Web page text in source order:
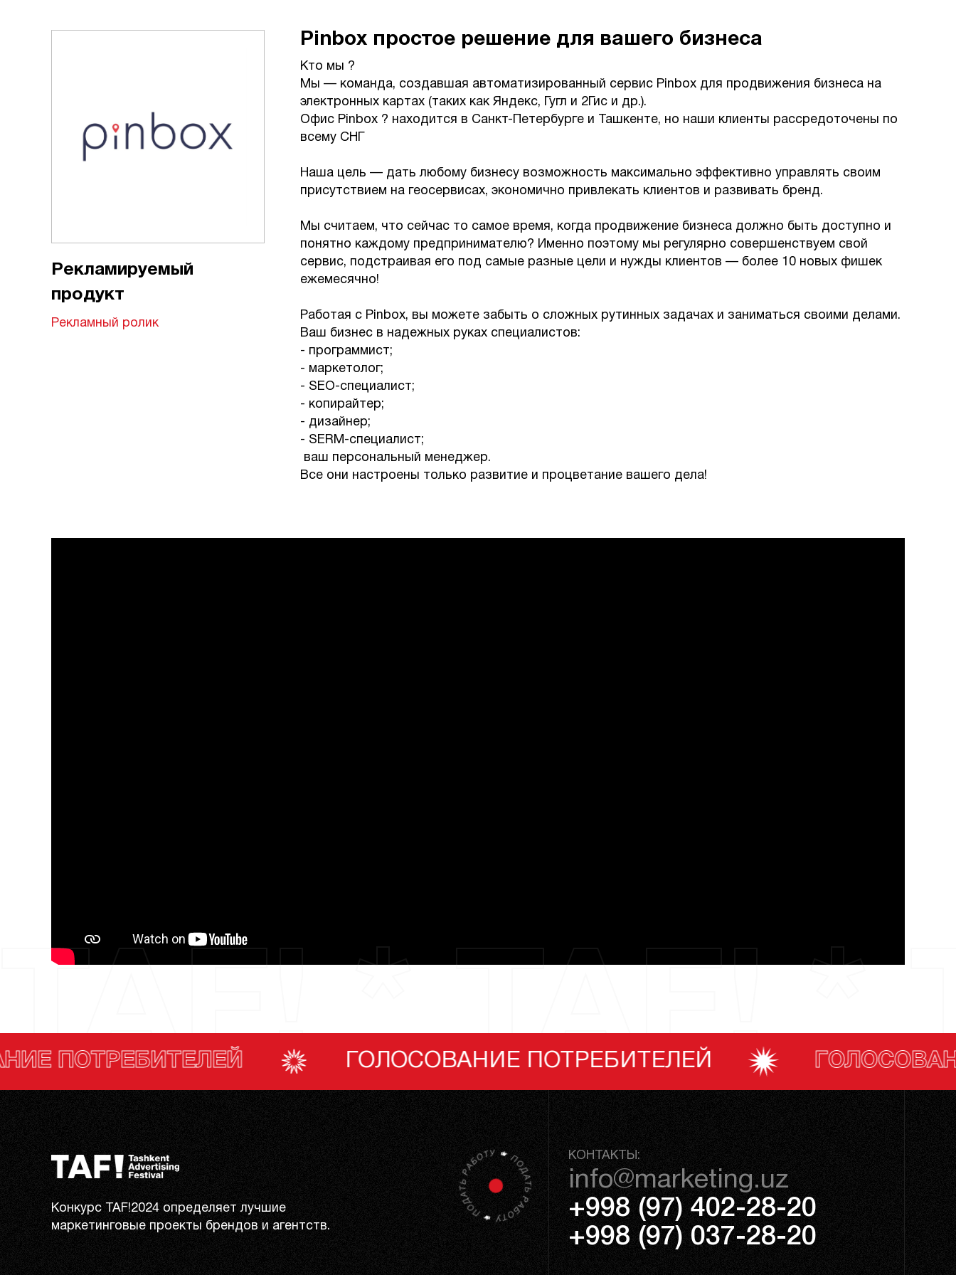
Рекламируемый
продукт
Рекламный ролик
Pinbox простое решение для вашего бизнеса
Кто мы ?
Мы — команда, создавшая автоматизированный сервис Pinbox для продвижения бизнеса на
электронных картах (таких как Яндекс, Гугл и 2Гис и др.).
Офис Pinbox ? находится в Санкт-Петербурге и Ташкенте, но наши клиенты рассредоточены по
всему СНГ
Наша цель — дать любому бизнесу возможность максимально эффективно управлять своим
присутствием на геосервисах, экономично привлекать клиентов и развивать бренд.
Мы считаем, что сейчас то самое время, когда продвижение бизнеса должно быть доступно и
понятно каждому предпринимателю? Именно поэтому мы регулярно совершенствуем свой
сервис, подстраивая его под самые разные цели и нужды клиентов — более 10 новых фишек
ежемесячно!
Работая с Pinbox, вы можете забыть о сложных рутинных задачах и заниматься своими делами.
Ваш бизнес в надежных руках специалистов:
- программист;
- маркетолог;
- SEO-специалист;
- копирайтер;
- дизайнер;
- SERM-специалист;
ваш персональный менеджер.
Все они настроены только развитие и процветание вашего дела!
TAF! * TAF! *
ГОЛОСОВАНИЕ ПОТРЕБИТЕЛЕЙ ГОЛОСОВАНИЕ
Конкурс TAF!2024 определяет лучшие
маркетинговые проекты брендов и агентств.
КОНТАКТЫ:
info@marketing.uz
+998 (97) 402-28-20
+998 (97) 037-28-20